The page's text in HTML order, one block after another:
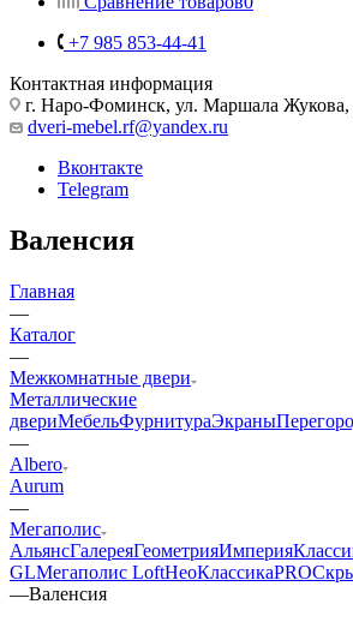
+7 985 853-44-41
Контактная информация
г. Наро-Фоминск, ул. Маршала Жукова,
dveri-mebel.rf@yandex.ru
Вконтакте
Telegram
Валенсия
Главная
—
Каталог
—
Межкомнатные двери
Металлические
двериМебельФурнитураЭкраны
—
Albero
Aurum
—
Мегаполис
АльянсГалереяГеометрияИмперия
GLМегаполис LoftНеоКлассикаPRO
—Валенсия